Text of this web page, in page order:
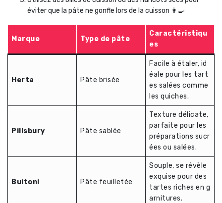
éviter que la pâte ne gonfle lors de la cuisson 👩‍🍳
Marque Type de pâte
Caractéristiqu
es
Herta Pâte brisée
Facile à étaler, id
éale pour les tart
es salées comme
les quiches.
Pillsbury Pâte sablée
Texture délicate,
parfaite pour les
préparations sucr
ées ou salées.
Buitoni Pâte feuilletée
Souple, se révèle
exquise pour des
tartes riches en g
arnitures.